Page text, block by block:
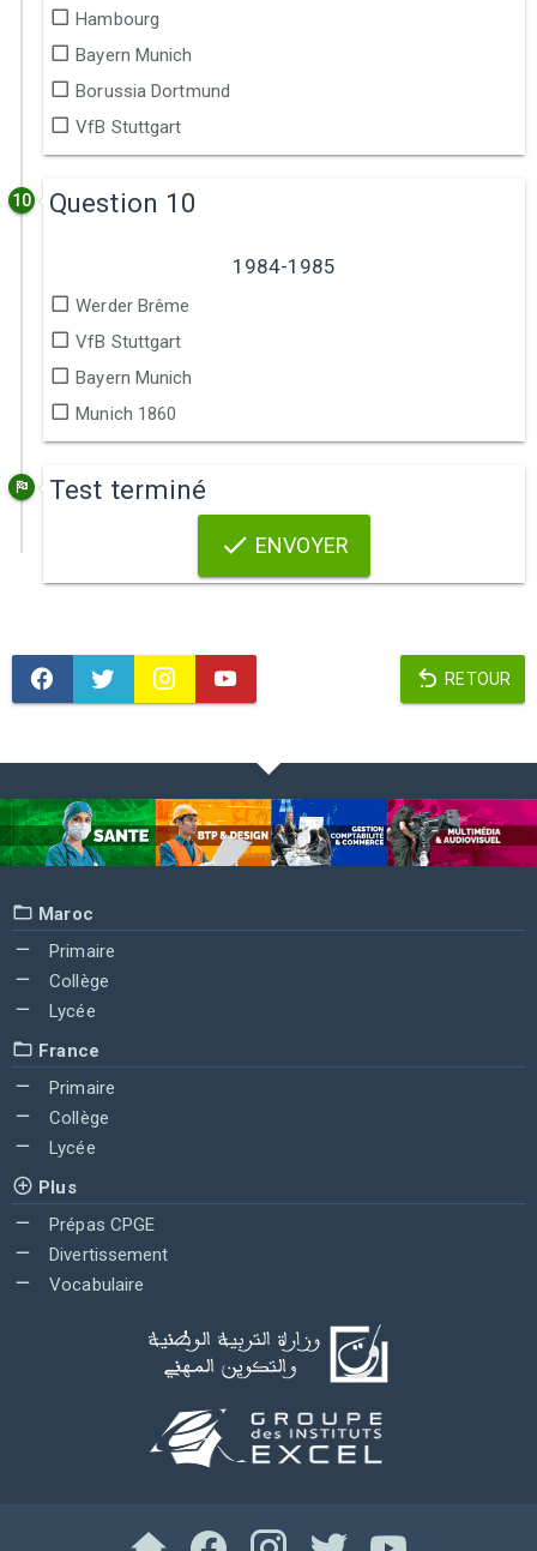
Hambourg
Bayern Munich
Borussia Dortmund
VfB Stuttgart
10 Question 10
1984-1985
Werder Brême
VfB Stuttgart
Bayern Munich
Munich 1860
Test terminé
ENVOYER
RETOUR
Maroc
Primaire
Collège
Lycée
France
Primaire
Collège
Lycée
Plus
Prépas CPGE
Divertissement
Vocabulaire